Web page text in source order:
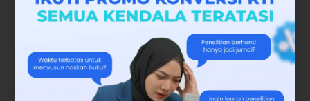
tidak memiliki nol mutlak
angka hanya sebagai label saja
tidak memiliki ukuran yang baru
menggunakan statistik non parametrik